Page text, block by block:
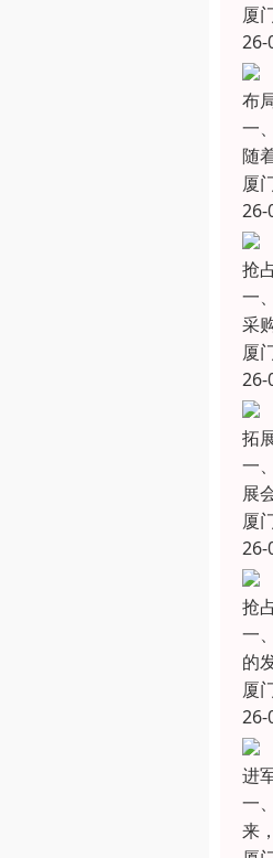
厦
26-
布
一
随
厦
26-
抢
一
采
厦
26-
拓
一
展
厦
26-
抢
一
的
厦
26-
进
一
来